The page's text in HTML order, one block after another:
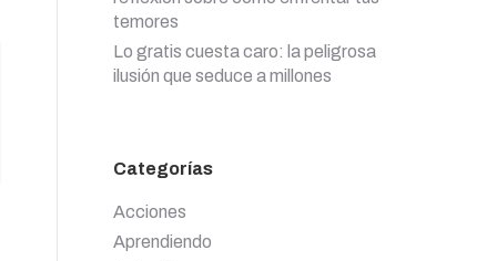
temores
Lo gratis cuesta caro: la peligrosa
ilusión que seduce a millones
Categorías
Acciones
Aprendiendo